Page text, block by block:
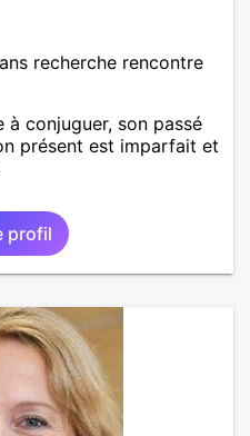
recherche rencontre
conjuguer, son passé
présent est imparfait et
profil